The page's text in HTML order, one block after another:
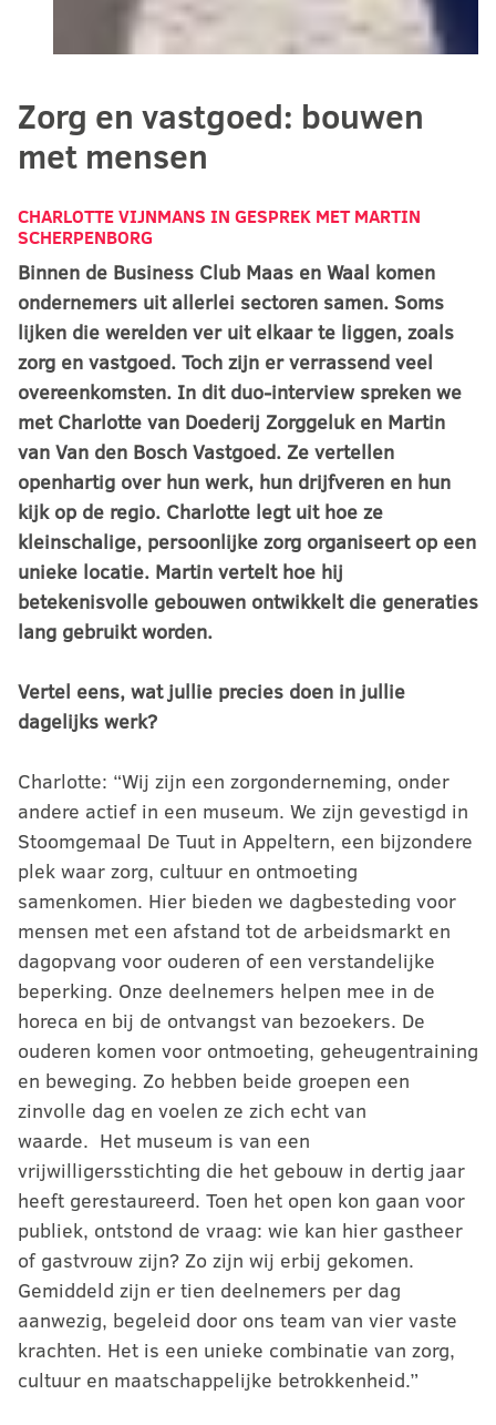
Zorg en vastgoed: bouwen
met mensen
CHARLOTTE VIJNMANS IN GESPREK MET MARTIN
SCHERPENBORG
Binnen de Business Club Maas en Waal komen
ondernemers uit allerlei sectoren samen. Soms
lijken die werelden ver uit elkaar te liggen, zoals
zorg en vastgoed. Toch zijn er verrassend veel
overeenkomsten. In dit duo-interview spreken we
met Charlotte van Doederij Zorggeluk en Martin
van Van den Bosch Vastgoed. Ze vertellen
openhartig over hun werk, hun drijfveren en hun
kijk op de regio. Charlotte legt uit hoe ze
kleinschalige, persoonlijke zorg organiseert op een
unieke locatie. Martin vertelt hoe hij
betekenisvolle gebouwen ontwikkelt die generaties
lang gebruikt worden.
Vertel eens, wat jullie precies doen in jullie
dagelijks werk?
Charlotte: “Wij zijn een zorgonderneming, onder
andere actief in een museum. We zijn gevestigd in
Stoomgemaal De Tuut in Appeltern, een bijzondere
plek waar zorg, cultuur en ontmoeting
samenkomen. Hier bieden we dagbesteding voor
mensen met een afstand tot de arbeidsmarkt en
dagopvang voor ouderen of een verstandelijke
beperking. Onze deelnemers helpen mee in de
horeca en bij de ontvangst van bezoekers. De
ouderen komen voor ontmoeting, geheugentraining
en beweging. Zo hebben beide groepen een
zinvolle dag en voelen ze zich echt van
waarde. Het museum is van een
vrijwilligersstichting die het gebouw in dertig jaar
heeft gerestaureerd. Toen het open kon gaan voor
publiek, ontstond de vraag: wie kan hier gastheer
of gastvrouw zijn? Zo zijn wij erbij gekomen.
Gemiddeld zijn er tien deelnemers per dag
aanwezig, begeleid door ons team van vier vaste
krachten. Het is een unieke combinatie van zorg,
cultuur en maatschappelijke betrokkenheid.”